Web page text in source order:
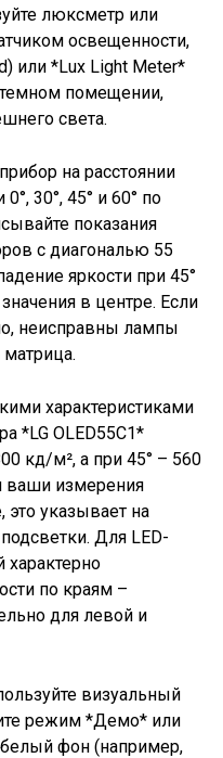
люксметр или
освещенности,
или *Lux Light Meter*
помещении,
света.
на расстоянии
30°, 45° и 60° по
показания
с диагональю 55
яркости при 45°
в центре. Если
неисправны лампы
характеристиками
*LG OLED55C1*
кд/м², а при 45° – 560
ваши измерения
указывает на
Для LED-
характерно
по краям –
для левой и
визуальный
режим *Демо* или
фон (например,